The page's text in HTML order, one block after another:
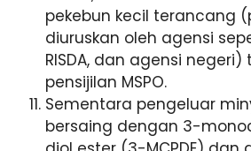
pekebun kecil terancang
diuruskan oleh agensi
RISDA, dan agensi
pensijilan MSPO.
Sementara pengeluar
bersaing dengan 3-